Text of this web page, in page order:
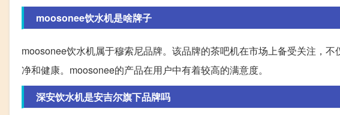
moosonee饮水机是啥牌子
moosonee饮水机属于穆索尼品牌。该品牌的茶吧机在市场上备受关注，
净和健康。moosonee的产品在用户中有着较高的满意度。
深安饮水机是安吉尔旗下品牌吗